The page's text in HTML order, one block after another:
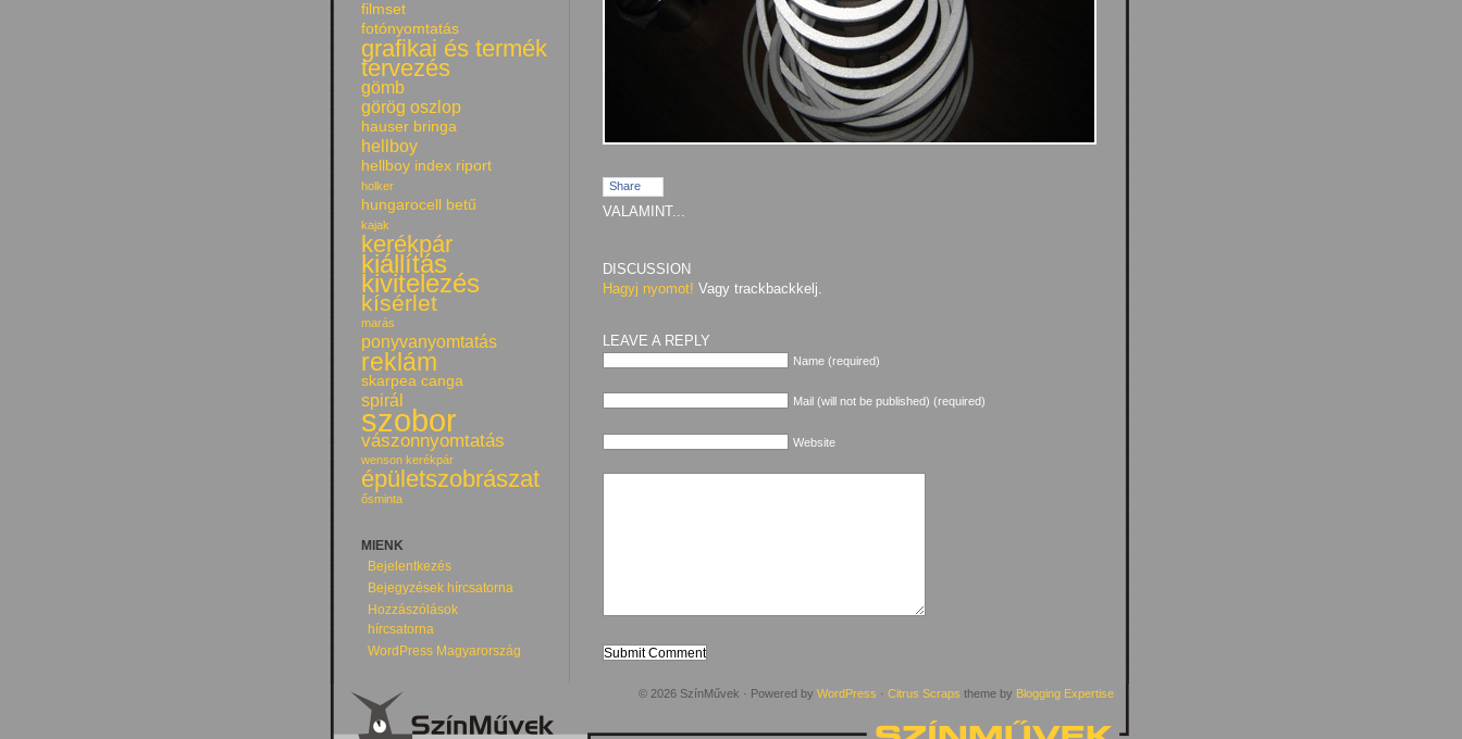
Share
VALAMINT...
DISCUSSION
Hagyj nyomot! Vagy trackbackkelj.
LEAVE A REPLY
Name (required)
Mail (will not be published) (required)
Website
filmset
fotónyomtatás
grafikai és termék
tervezés
gömb
görög oszlop
hauser bringa
hellboy
hellboy index riport
holker
hungarocell betű
kajak
kerékpár
kiállítás
kivitelezés
kísérlet
marás
ponyvanyomtatás
reklám
skarpea canga
spirál
szobor
vászonnyomtatás
wenson kerékpár
épületszobrászat
ősminta
MIENK
Bejelentkezés
Bejegyzések hírcsatorna
Hozzászólások
hírcsatorna
WordPress Magyarország
© 2026 SzínMűvek · Powered by WordPress · Citrus Scraps theme by Blogging Expertise